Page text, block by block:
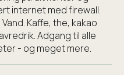
internet med firewall.
Vand. Kaffe, the, kakao
Adgang til alle
- og meget mere.